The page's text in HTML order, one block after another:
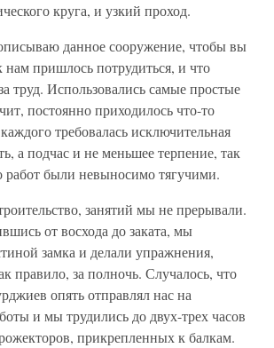
круга, и узкий проход.
данное сооружение, чтобы вы
нам пришлось потрудиться, и что
труд. Использовались самые простые
постоянно приходилось что-то
требовалась исключительная
а подчас и не меньшее терпение, так
работ были невыносимо тягучими.
занятий мы не прерывали.
от восхода до заката, мы
замка и делали упражнения,
правило, за полночь. Случалось, что
опять отправлял нас на
и мы трудились до двух-трех часов
прикрепленных к балкам.